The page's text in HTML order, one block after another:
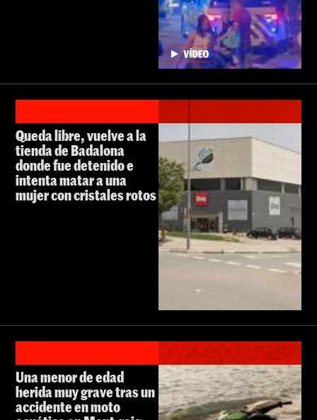
Queda libre, vuelve a la
tienda de Badalona
donde fue detenido e
intenta matar a una
mujer con cristales rotos
Una menor de edad
herida muy grave tras un
accidente en moto